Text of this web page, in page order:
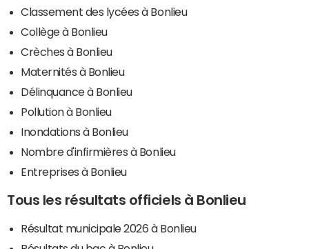
Classement des lycées à Bonlieu
Collège à Bonlieu
Crèches à Bonlieu
Maternités à Bonlieu
Délinquance à Bonlieu
Pollution à Bonlieu
Inondations à Bonlieu
Nombre d'infirmières à Bonlieu
Entreprises à Bonlieu
Tous les résultats officiels à Bonlieu
Résultat municipale 2026 à Bonlieu